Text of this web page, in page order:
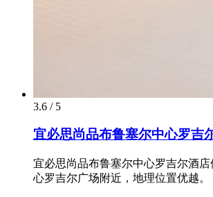
3.6 / 5
宜必思尚品布鲁塞尔中心罗吉
宜必思尚品布鲁塞尔中心罗吉尔酒
心罗吉尔广场附近，地理位置优越。